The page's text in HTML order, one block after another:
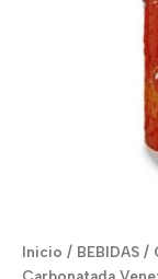
Inicio / BEBIDAS /
Carbonatada